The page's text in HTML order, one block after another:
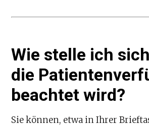
Wie stelle ich
die
beachtet wird?
Sie können, etwa in Ihrer